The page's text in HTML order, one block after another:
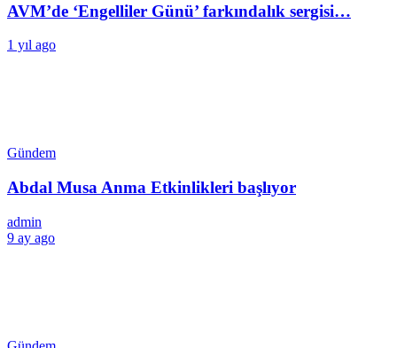
AVM’de ‘Engelliler Günü’ farkındalık sergisi…
1 yıl ago
Gündem
Abdal Musa Anma Etkinlikleri başlıyor
admin
9 ay ago